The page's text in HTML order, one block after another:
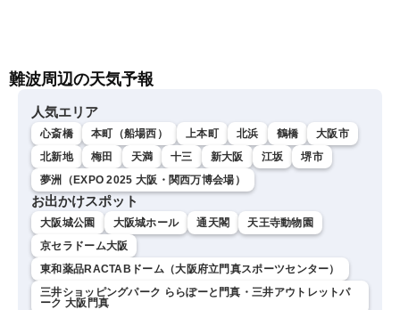
難波周辺の天気予報
人気エリア
心斎橋 本町（船場西） 上本町 北浜 鶴橋
大阪市
北新地
梅田 天満 十三 新大阪 江坂
堺市
夢洲（EXPO 2025 大阪・関西万博会場）
お出かけスポット
大阪城公園 大阪城ホール 通天閣
天王寺動物園
京セラドーム大阪
東和薬品RACTABドーム（大阪府立門真スポーツセンター）
三井ショッピングパーク ららぽーと門真・三井アウトレットパ
ーク 大阪門真